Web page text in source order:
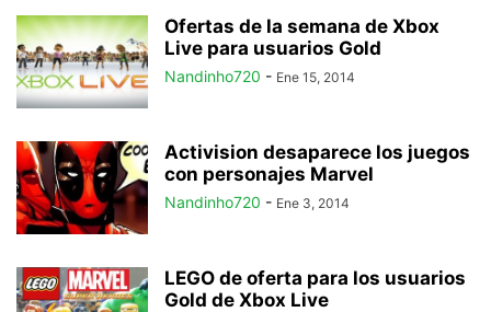
Ofertas de la semana de Xbox
Live para usuarios Gold
Nandinho720 - Ene 15, 2014
Activision desaparece los juegos
con personajes Marvel
Nandinho720 - Ene 3, 2014
LEGO de oferta para los usuarios
Gold de Xbox Live